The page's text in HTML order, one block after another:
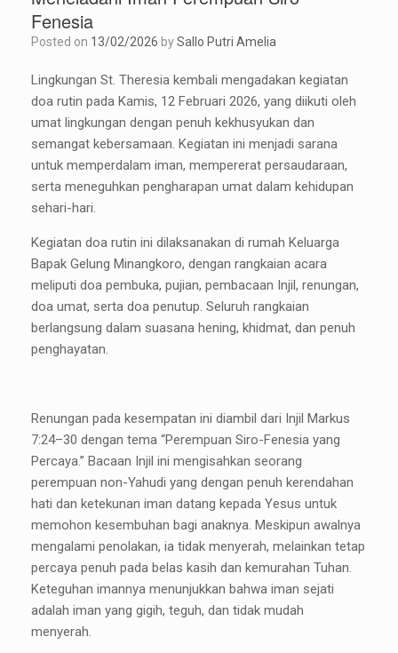
Fenesia
Posted on 13/02/2026 bySallo Putri Amelia
Lingkungan St. Theresia kembali mengadakan kegiatan
doa rutin pada Kamis, 12 Februari 2026, yang diikuti oleh
umat lingkungan dengan penuh kekhusyukan dan
semangat kebersamaan. Kegiatan ini menjadi sarana
untuk memperdalam iman, mempererat persaudaraan,
serta meneguhkan pengharapan umat dalam kehidupan
sehari-hari.
Kegiatan doa rutin ini dilaksanakan di rumah Keluarga
Bapak Gelung Minangkoro, dengan rangkaian acara
meliputi doa pembuka, pujian, pembacaan Injil, renungan,
doa umat, serta doa penutup. Seluruh rangkaian
berlangsung dalam suasana hening, khidmat, dan penuh
penghayatan.
Renungan pada kesempatan ini diambil dari Injil Markus
7:24–30 dengan tema “Perempuan Siro-Fenesia yang
Percaya.” Bacaan Injil ini mengisahkan seorang
perempuan non-Yahudi yang dengan penuh kerendahan
hati dan ketekunan iman datang kepada Yesus untuk
memohon kesembuhan bagi anaknya. Meskipun awalnya
mengalami penolakan, ia tidak menyerah, melainkan tetap
percaya penuh pada belas kasih dan kemurahan Tuhan.
Keteguhan imannya menunjukkan bahwa iman sejati
adalah iman yang gigih, teguh, dan tidak mudah
menyerah.